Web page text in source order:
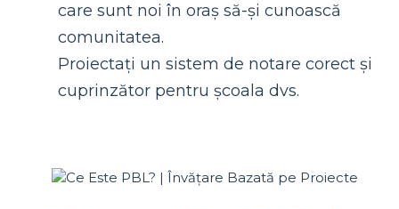
care sunt noi în oraș să-și cunoască
comunitatea.
Proiectați un sistem de notare corect și
cuprinzător pentru școala dvs.